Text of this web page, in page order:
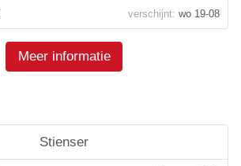
verschijnt: wo 19-08
Meer informatie
Stienser